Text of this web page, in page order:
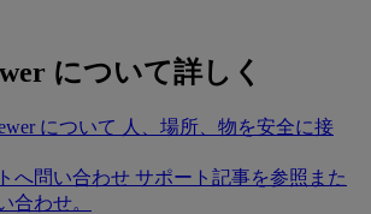
について詳しく
について 人、場所、物を安全に接
へ問い合わせ サポート記事を参照また
合わせ。